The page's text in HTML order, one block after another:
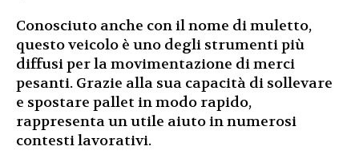
Conosciuto anche con il nome di muletto,
questo veicolo è uno degli strumenti più
diffusi per la movimentazione di merci
pesanti. Grazie alla sua capacità di sollevare
e spostare pallet in modo rapido,
rappresenta un utile aiuto in numerosi
contesti lavorativi.